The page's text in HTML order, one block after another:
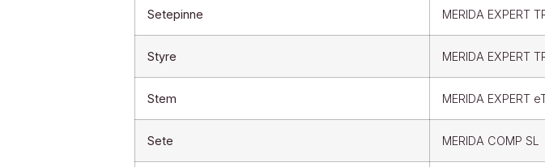
Setepinne MERIDA EXPERT
Styre MERIDA EXPERT
Stem MERIDA EXPERT
Sete MERIDA COMP SL